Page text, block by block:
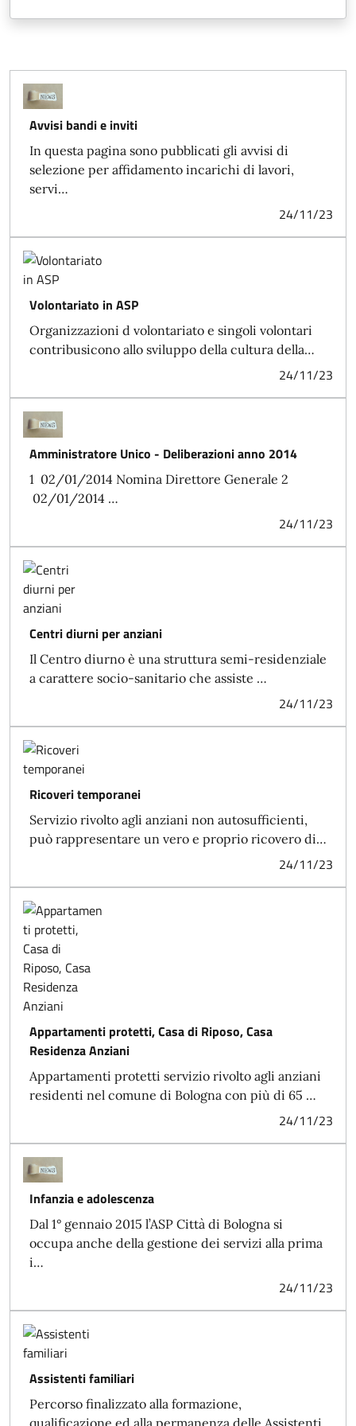
Avvisi bandi e inviti
In questa pagina sono pubblicati gli avvisi di
selezione per affidamento incarichi di lavori,
servi…
24/11/23
Volontariato in ASP
Organizzazioni d volontariato e singoli volontari
contribusicono allo sviluppo della cultura della…
24/11/23
Amministratore Unico - Deliberazioni anno 2014
1 02/01/2014 Nomina Direttore Generale 2
02/01/2014 …
24/11/23
Centri diurni per anziani
Il Centro diurno è una struttura semi-residenziale
a carattere socio-sanitario che assiste …
24/11/23
Ricoveri temporanei
Servizio rivolto agli anziani non autosufficienti,
può rappresentare un vero e proprio ricovero di…
24/11/23
Appartamenti protetti, Casa di Riposo, Casa
Residenza Anziani
Appartamenti protetti servizio rivolto agli anziani
residenti nel comune di Bologna con più di 65 …
24/11/23
Infanzia e adolescenza
Dal 1° gennaio 2015 l’ASP Città di Bologna si
occupa anche della gestione dei servizi alla prima
i…
24/11/23
Assistenti familiari
Percorso finalizzato alla formazione,
qualificazione ed alla permanenza delle Assistenti